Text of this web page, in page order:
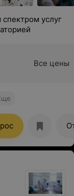
услуг
Все цены